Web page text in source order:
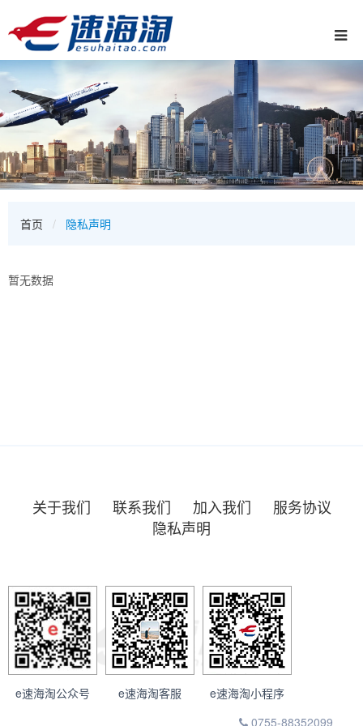
首页 隐私声明
暂无数据
关于我们 联系我们 加入我们
服务协议
隐私声明
e速海淘公众号 e速海淘客服
e速海淘小程序
0755-88352099